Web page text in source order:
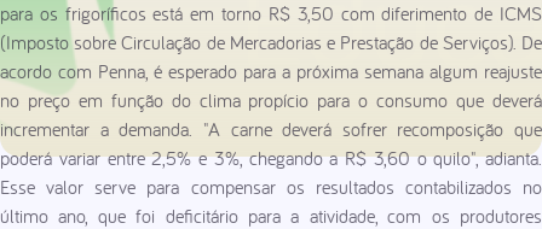
para os frigoríficos está em torno R$ 3,50 com diferimento de ICMS
(Imposto sobre Circulação de Mercadorias e Prestação de Serviços). De
acordo com Penna, é esperado para a próxima semana algum reajuste
no preço em função do clima propício para o consumo que deverá
incrementar a demanda. "A carne deverá sofrer recomposição que
poderá variar entre 2,5% e 3%, chegando a R$ 3,60 o quilo", adianta.
Esse valor serve para compensar os resultados contabilizados no
último ano, que foi deficitário para a atividade, com os produtores